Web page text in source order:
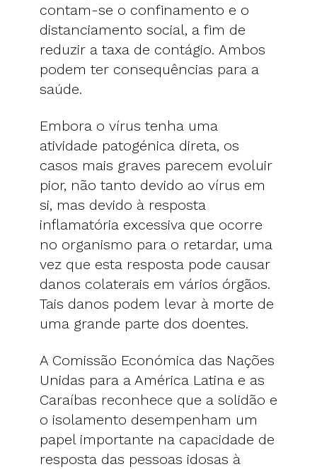
contam-se o confinamento e o
distanciamento social, a fim de
reduzir a taxa de contágio. Ambos
podem ter consequências para a
saúde.
Embora o vírus tenha uma
atividade patogénica direta, os
casos mais graves parecem evoluir
pior, não tanto devido ao vírus em
si, mas devido à resposta
inflamatória excessiva que ocorre
no organismo para o retardar, uma
vez que esta resposta pode causar
danos colaterais em vários órgãos.
Tais danos podem levar à morte de
uma grande parte dos doentes.
A Comissão Económica das Nações
Unidas para a América Latina e as
Caraíbas reconhece que a solidão e
o isolamento desempenham um
papel importante na capacidade de
resposta das pessoas idosas à